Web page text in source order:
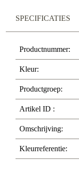
SPECIFICATIES
Productnummer:
Kleur:
Productgroep:
Artikel ID :
Omschrijving:
Kleurreferentie: